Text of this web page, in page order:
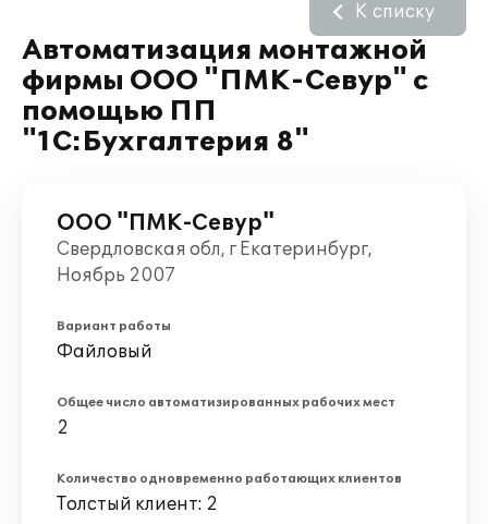
Автоматизация монтажной
фирмы ООО "ПМК-Севур" с
помощью ПП
"1С:Бухгалтерия 8"
К списку
ООО "ПМК-Севур"
Свердловская обл, г Екатеринбург,
Ноябрь 2007
Вариант работы
Файловый
Общее число автоматизированных рабочих мест
2
Количество одновременно работающих клиентов
Толстый клиент: 2